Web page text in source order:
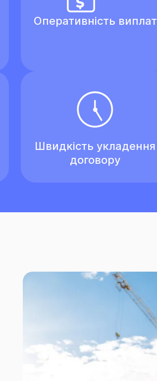
Оперативність виплат
Швидкість укладення
договору